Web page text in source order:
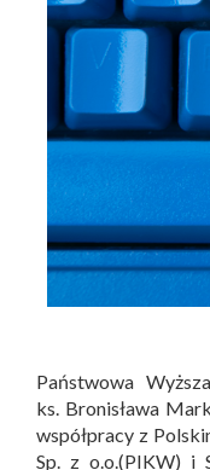
Państwowa
ks. Bronisława
współpracy z
Sp. z o.o.(PIKW) i